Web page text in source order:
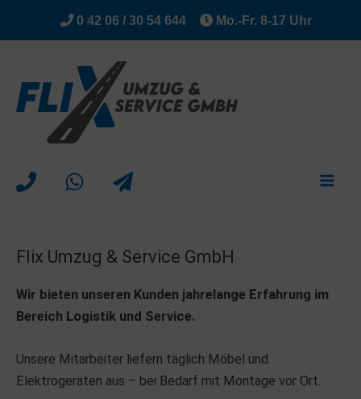
0 42 06 / 30 54 644 Mo.-Fr. 8-17 Uhr
Flix Umzug & Service GmbH
Wir bieten unseren Kunden jahrelange Erfahrung im
Bereich Logistik und Service.
Unsere Mitarbeiter liefern täglich Möbel und
Elektrogeräten aus – bei Bedarf mit Montage vor Ort.